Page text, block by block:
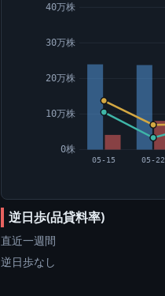
0株
10万株
20万株
30万株
40万株
05-15 05-22
逆日歩(品貸料率)
直近一週間
逆日歩なし